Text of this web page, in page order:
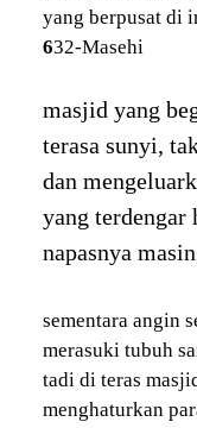
yang berpusat di
632-Masehi
masjid yang
terasa sunyi,
dan
yang terdengar
napasnya
sementara angin
merasuki tubuh
tadi di teras
menghaturkan